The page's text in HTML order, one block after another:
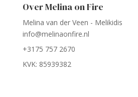
Over Melina on Fire
Melina van der Veen - Melikidis
info@melinaonfire.nl
+3175 757 2670
KVK: 85939382